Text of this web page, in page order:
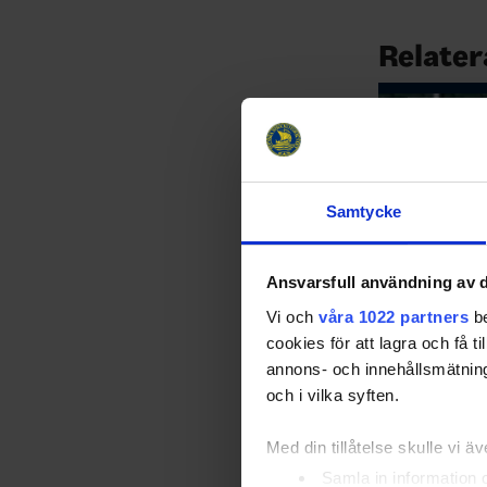
Samtycke
Ansvarsfull användning av
Vi och våra 1022 partners
cookies för att lagra och få
annons- och
och i vilka syften.
Med din tillåtelse skulle vi
Samla in information
34 spelare
Team 18
25-08-26
– Det är
men jag ser
stora steg
Med det här